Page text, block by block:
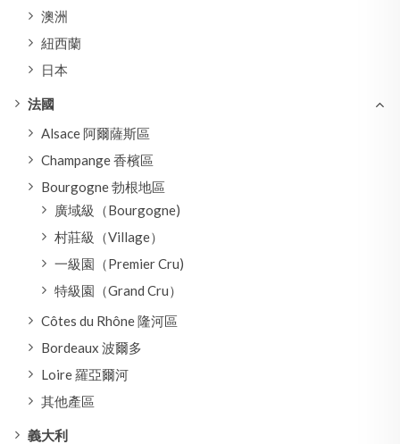
澳洲
紐西蘭
日本
法國
Alsace 阿爾薩斯區
Champange 香檳區
Bourgogne 勃根地區
廣域級（Bourgogne)
村莊級（Village）
一級園（Premier Cru)
特級園（Grand Cru）
Côtes du Rhône 隆河區
Bordeaux 波爾多
Loire 羅亞爾河
其他產區
義大利